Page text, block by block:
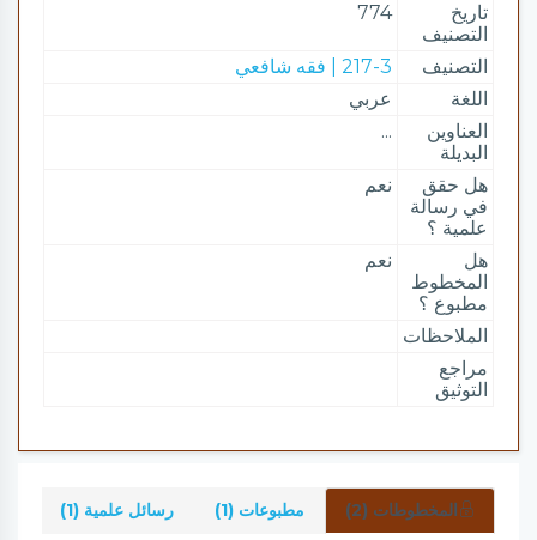
تاريخ
التصنيف
774
التصنيف
217-3 | فقه شافعي
اللغة
عربي
العناوين
البديلة
...
هل حقق
في رسالة
علمية ؟
نعم
هل
المخطوط
مطبوع ؟
نعم
الملاحظات
مراجع
التوثيق
المخطوطات (2) مطبوعات (1) رسائل علمية (1)